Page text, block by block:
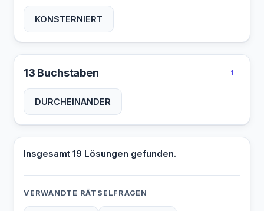
KONSTERNIERT
13 Buchstaben 1
DURCHEINANDER
Insgesamt 19 Lösungen gefunden.
VERWANDTE RÄTSELFRAGEN